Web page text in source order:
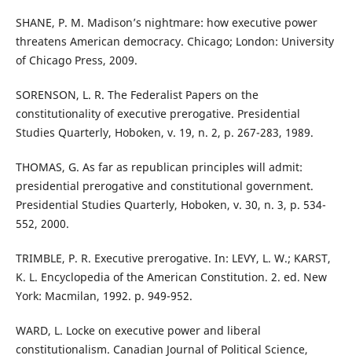
SHANE, P. M. Madison’s nightmare: how executive power
threatens American democracy. Chicago; London: University
of Chicago Press, 2009.
SORENSON, L. R. The Federalist Papers on the
constitutionality of executive prerogative. Presidential
Studies Quarterly, Hoboken, v. 19, n. 2, p. 267-283, 1989.
THOMAS, G. As far as republican principles will admit:
presidential prerogative and constitutional government.
Presidential Studies Quarterly, Hoboken, v. 30, n. 3, p. 534-
552, 2000.
TRIMBLE, P. R. Executive prerogative. In: LEVY, L. W.; KARST,
K. L. Encyclopedia of the American Constitution. 2. ed. New
York: Macmilan, 1992. p. 949-952.
WARD, L. Locke on executive power and liberal
constitutionalism. Canadian Journal of Political Science,